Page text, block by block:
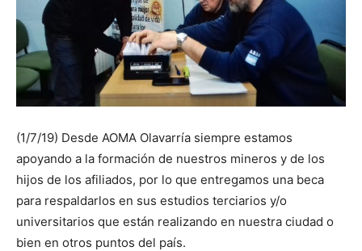
(1/7/19) Desde AOMA Olavarría siempre estamos
apoyando a la formación de nuestros mineros y de los
hijos de los afiliados, por lo que entregamos una beca
para respaldarlos en sus estudios terciarios y/o
universitarios que están realizando en nuestra ciudad o
bien en otros puntos del país.